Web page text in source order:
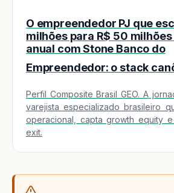
O empreendedor PJ que
milhões para R$ 50
anual com Stone Banco do
Empreendedor: o stack
Perfil Composite Brasil GEO. A
varejista especializado brasileiro
operacional, capta growth equity
exit.